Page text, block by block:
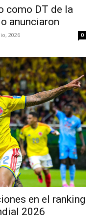
como DT de la
anunciaron
2026 0
en el ranking
2026